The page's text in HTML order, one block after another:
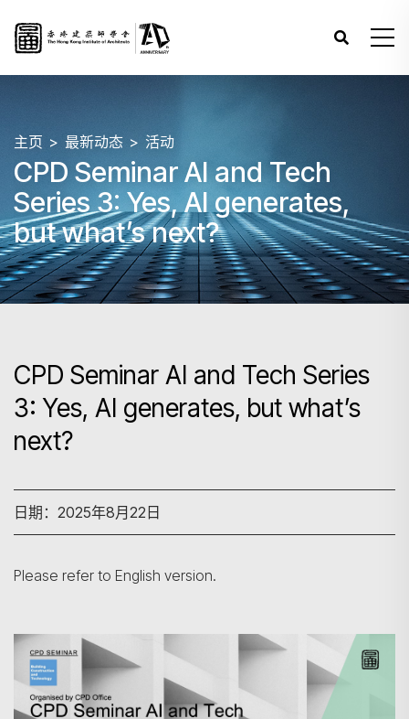
主页 最新动态 活动
CPD Seminar AI and Tech
Series 3: Yes, AI generates,
but what’s next?
CPD Seminar AI and Tech Series
3: Yes, AI generates, but what’s
next?
日期：2025年8月22日
Please refer to English version.